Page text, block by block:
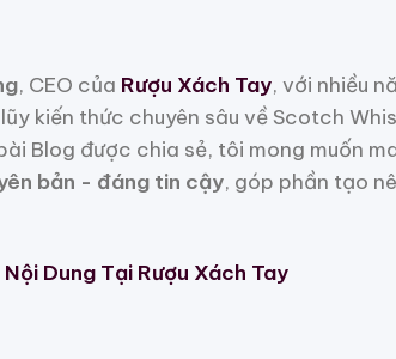
1996 Kototo Aritayaki
tác phẩm nghệ thuật kết hợp tinh
trưng cho sự trường thọ, may
và sự hòa hợp giữa trời và đất.
, CEO của Rượu Xách Tay, với nhiều
kiến thức chuyên sâu về Scotch
Blog được chia sẻ, tôi mong muốn
bản - đáng tin cậy, góp phần tạo
Dung Tại Rượu Xách Tay